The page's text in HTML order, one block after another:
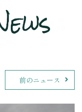
前のニュース